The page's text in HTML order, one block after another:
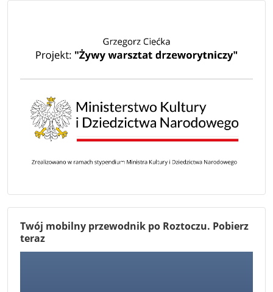
Twój mobilny przewodnik po Roztoczu. Pobierz
teraz